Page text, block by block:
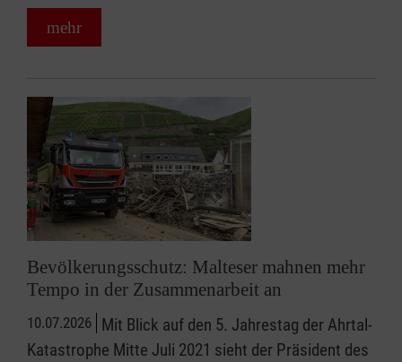
mehr
Bevölkerungsschutz: Malteser mahnen mehr
Tempo in der Zusammenarbeit an
10.07.2026 Mit Blick auf den 5. Jahrestag der Ahrtal-
Katastrophe Mitte Juli 2021 sieht der Präsident des